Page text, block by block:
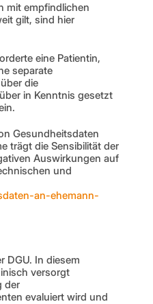
mit empfindlichen
gilt, sind hier
eine Patientin,
separate
die
in Kenntnis gesetzt
Gesundheitsdaten
trägt die Sensibilität der
Auswirkungen auf
und
an-ehemann-
DGU. In diesem
versorgt
der
evaluiert wird und